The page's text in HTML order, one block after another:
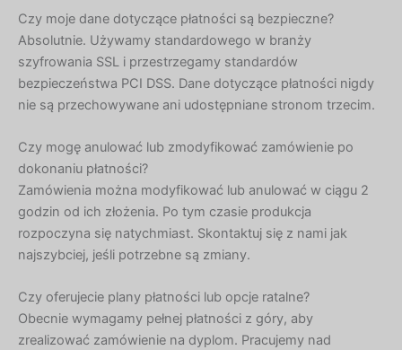
Czy moje dane dotyczące płatności są bezpieczne?
Absolutnie. Używamy standardowego w branży
szyfrowania SSL i przestrzegamy standardów
bezpieczeństwa PCI DSS. Dane dotyczące płatności nigdy
nie są przechowywane ani udostępniane stronom trzecim.
Czy mogę anulować lub zmodyfikować zamówienie po
dokonaniu płatności?
Zamówienia można modyfikować lub anulować w ciągu 2
godzin od ich złożenia. Po tym czasie produkcja
rozpoczyna się natychmiast. Skontaktuj się z nami jak
najszybciej, jeśli potrzebne są zmiany.
Czy oferujecie plany płatności lub opcje ratalne?
Obecnie wymagamy pełnej płatności z góry, aby
zrealizować zamówienie na dyplom. Pracujemy nad